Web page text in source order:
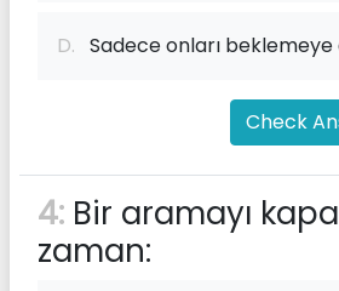
D. Sadece onları beklemeye
Check
4: Bir aramayı
zaman: